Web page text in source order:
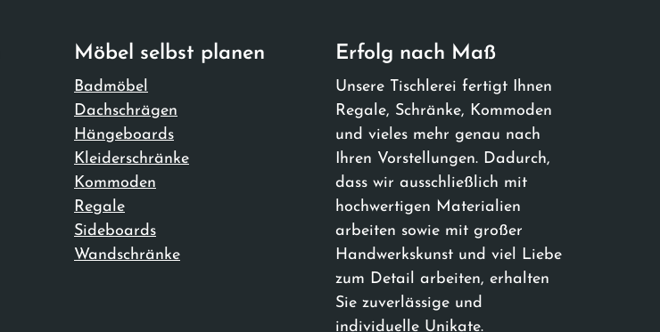
Möbel selbst planen
Badmöbel
Dachschrägen
Hängeboards
Kleiderschränke
Kommoden
Regale
Sideboards
Wandschränke
Erfolg nach Maß
Unsere Tischlerei fertigt Ihnen
Regale, Schränke, Kommoden
und vieles mehr genau nach
Ihren Vorstellungen. Dadurch,
dass wir ausschließlich mit
hochwertigen Materialien
arbeiten sowie mit großer
Handwerkskunst und viel Liebe
zum Detail arbeiten, erhalten
Sie zuverlässige und
individuelle Unikate.